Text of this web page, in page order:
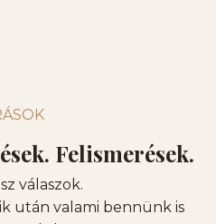
Felismerések.
válaszok.
után valami bennünk is